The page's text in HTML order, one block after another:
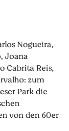
Nogueira,
Joana
Cabrita Reis,
zum
Park die
von den 60er